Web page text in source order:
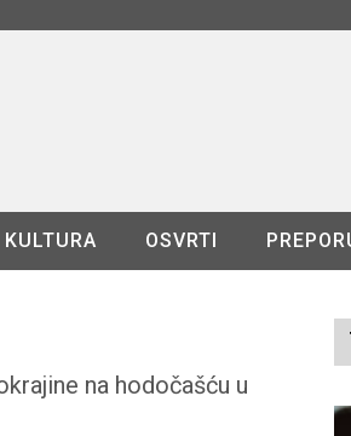
KULTURA OSVRTI
na hodočašću u